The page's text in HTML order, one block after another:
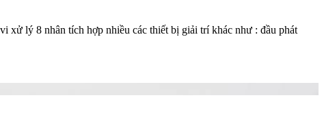
lý 8 nhân tích hợp nhiều các thiết bị giải trí khác như : đầu phát